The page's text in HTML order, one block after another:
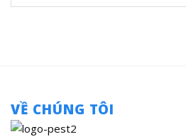
VỀ CHÚNG TÔI